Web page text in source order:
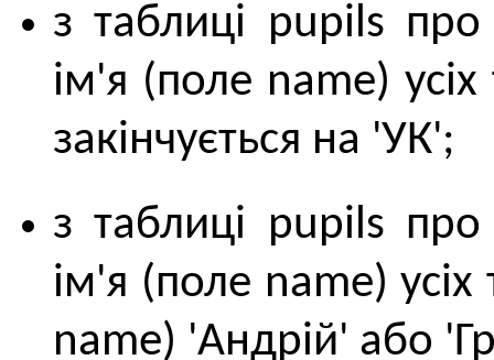
з таблиці pupils
ім'я (поле name)
закінчується на 'УК';
з таблиці pupils
ім'я (поле name) усіх
name) 'Андрій' або